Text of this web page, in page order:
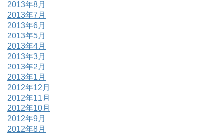
2013年8月
2013年7月
2013年6月
2013年5月
2013年4月
2013年3月
2013年2月
2013年1月
2012年12月
2012年11月
2012年10月
2012年9月
2012年8月